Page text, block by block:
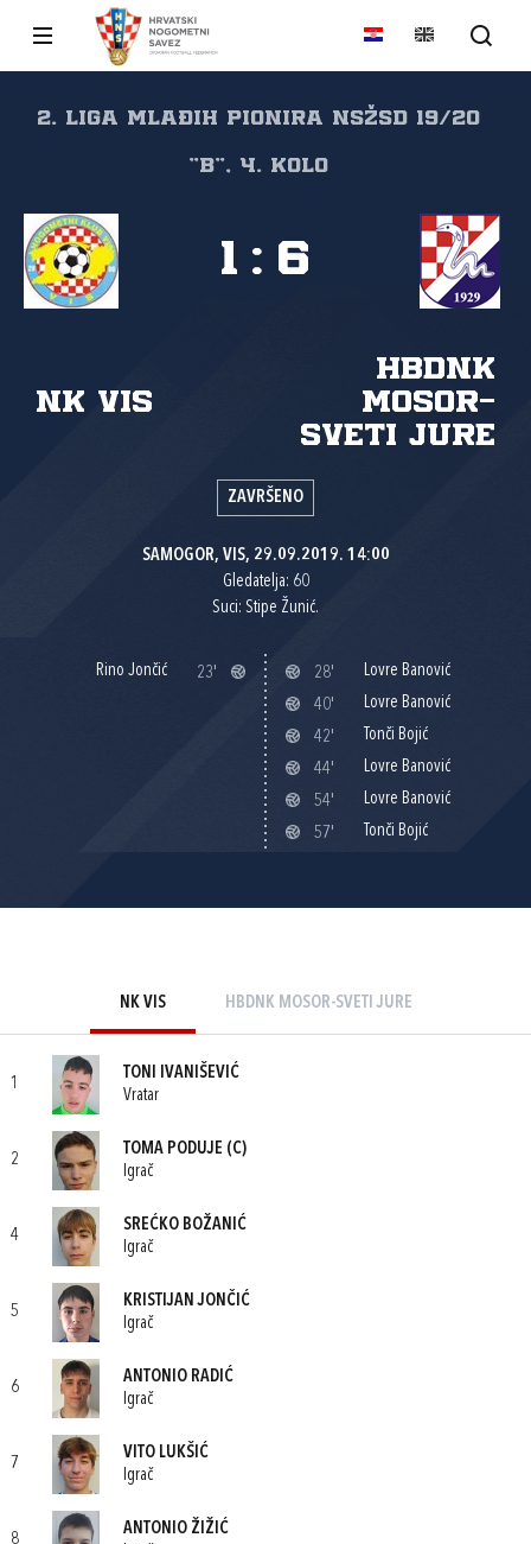
2. liga mlađih pionira NSŽSD 19/20
"B", 4. kolo
NK Vis
HBDNK
Mosor-
Sveti Jure
1 : 6
ZAVRŠENO
SAMOGOR, VIS, 29.09.2019. 14:00
Gledatelja: 60
Suci: Stipe Žunić.
Rino Jončić 23' 28'
Lovre Banović
40'
Lovre Banović
42'
Tonči Bojić
44'
Lovre Banović
54'
Lovre Banović
57'
Tonči Bojić
NK VIS HBDNK MOSOR-SVETI JURE
1
TONI IVANIŠEVIĆ
Vratar
2
TOMA PODUJE (C)
Igrač
4
SREĆKO BOŽANIĆ
Igrač
5
KRISTIJAN JONČIĆ
Igrač
6
ANTONIO RADIĆ
Igrač
7
VITO LUKŠIĆ
Igrač
8
ANTONIO ŽIŽIĆ